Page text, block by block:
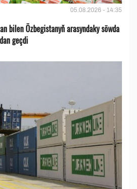
05.08.2026 - 14:35
bilen Özbegistanyň arasyndaky söwda
geçdi